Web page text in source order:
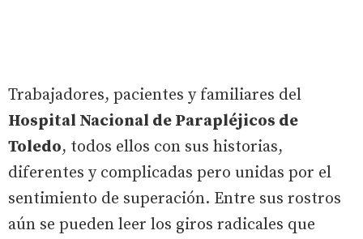
Trabajadores, pacientes y familiares del
Hospital Nacional de Parapléjicos de
Toledo, todos ellos con sus historias,
diferentes y complicadas pero unidas por el
sentimiento de superación. Entre sus rostros
aún se pueden leer los giros radicales que